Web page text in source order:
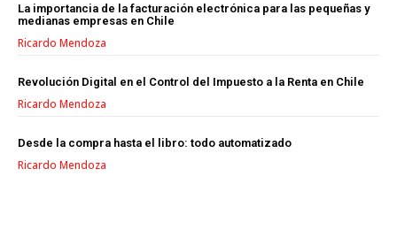
La importancia de la facturación electrónica para las pequeñas y
medianas empresas en Chile
Ricardo Mendoza
Revolución Digital en el Control del Impuesto a la Renta en Chile
Ricardo Mendoza
Desde la compra hasta el libro: todo automatizado
Ricardo Mendoza